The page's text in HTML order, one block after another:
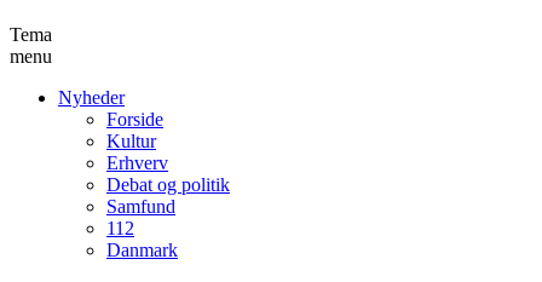
Tema
menu
Nyheder
Forside
Kultur
Erhverv
Debat og politik
Samfund
112
Danmark